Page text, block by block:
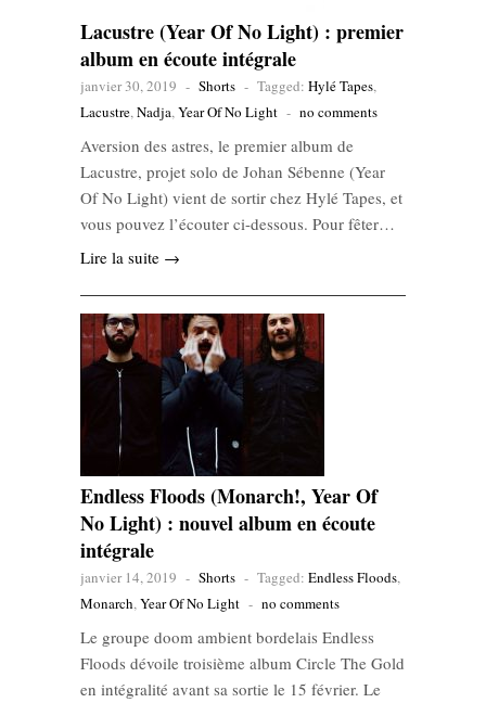
Lacustre (Year Of No Light) : premier
album en écoute intégrale
janvier 30, 2019 - Shorts - Tagged: Hylé Tapes,
Lacustre,Nadja,Year Of No Light - no comments
Aversion des astres, le premier album de
Lacustre, projet solo de Johan Sébenne (Year
Of No Light) vient de sortir chez Hylé Tapes, et
vous pouvez l’écouter ci-dessous. Pour fêter…
Lire la suite →
Endless Floods (Monarch!, Year Of
No Light) : nouvel album en écoute
intégrale
janvier 14, 2019 - Shorts - Tagged: Endless Floods,
Monarch,Year Of No Light - no comments
Le groupe doom ambient bordelais Endless
Floods dévoile troisième album Circle The Gold
en intégralité avant sa sortie le 15 février. Le